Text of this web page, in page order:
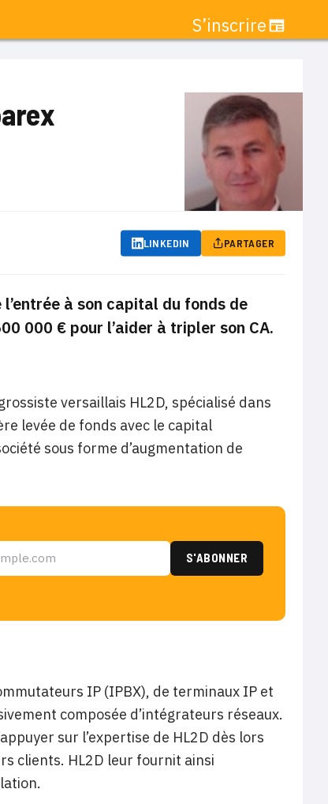
S’inscrire
LINKEDIN PARTAGER
à son capital du fonds de
000 € pour l’aider à tripler son CA.
versaillais HL2D, spécialisé dans
levée de fonds avec le capital
sous forme d’augmentation de
IP (IPBX), de terminaux IP et
composée d’intégrateurs réseaux.
sur l’expertise de HL2D dès lors
clients. HL2D leur fournit ainsi